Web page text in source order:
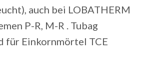
auch bei LOBATHERM
P-R, M-R . Tubag
für Einkornmörtel TCE